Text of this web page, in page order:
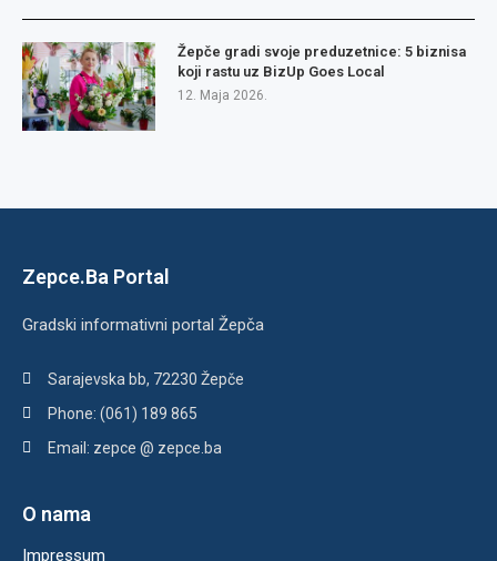
Žepče gradi svoje preduzetnice: 5 biznisa
koji rastu uz BizUp Goes Local
12. Maja 2026.
Zepce.Ba Portal
Gradski informativni portal Žepča
Sarajevska bb, 72230 Žepče
Phone: (061) 189 865
Email: zepce @ zepce.ba
O nama
Impressum